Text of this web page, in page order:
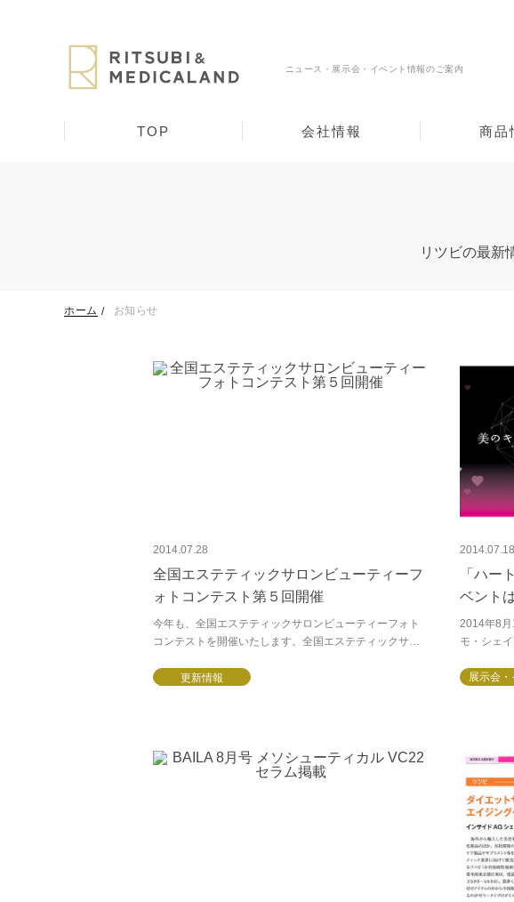
ニュース・展示会・イベント情報のご案内
TOP 会社情報 商品
リツビの最新
ホーム お知らせ
2014.07.28
全国エステティックサロンビューティーフ
ォトコンテスト第５回開催
今年も、全国エステティックサロンビューティーフォト
コンテストを開催いたします。全国エステティックサロ
ロンにおける技術向上」と「美しくなりたいと願うお客...
更新情報
2014.07.18
「ハー
ベント
2014年8月
モ・シェ
いたしま
展示会・